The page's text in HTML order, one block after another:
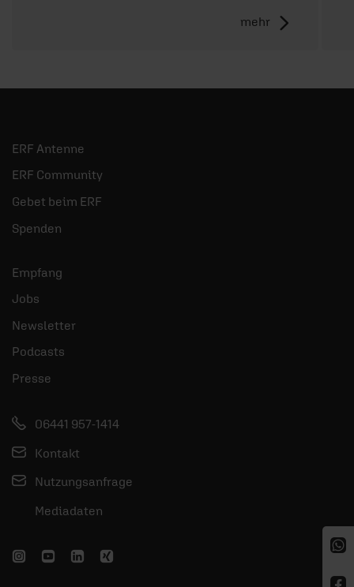
mehr
ERF Antenne
ERF Community
Gebet beim ERF
Spenden
Empfang
Jobs
Newsletter
Podcasts
Presse
06441 957-1414
Kontakt
Nutzungsanfrage
Mediadaten